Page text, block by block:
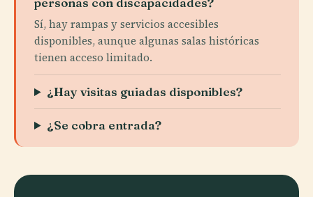
Sí, hay rampas y servicios accesibles
disponibles, aunque algunas salas históricas
tienen acceso limitado.
¿Hay visitas guiadas disponibles?
¿Se cobra entrada?